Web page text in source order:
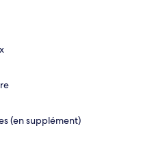
(en supplément)